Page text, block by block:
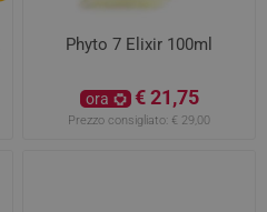
Phyto 7 Elixir 100ml
ora € 21,75
Prezzo consigliato: € 29,00